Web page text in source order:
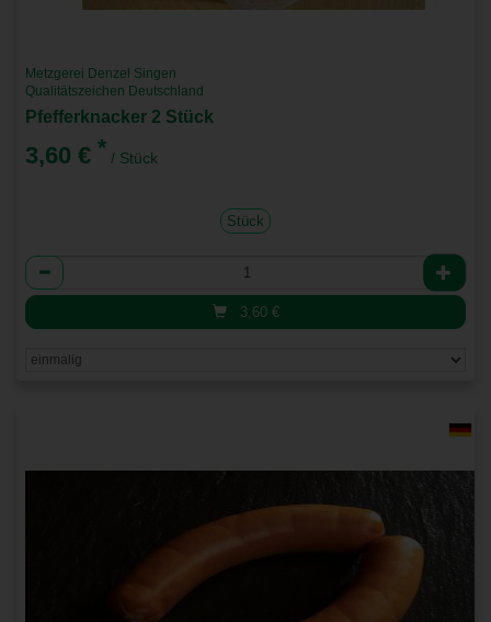
Metzgerei Denzel Singen
Qualitätszeichen Deutschland
Pfefferknacker 2 Stück
3,60 € * / Stück
Stück
Anzahl
3,60 €